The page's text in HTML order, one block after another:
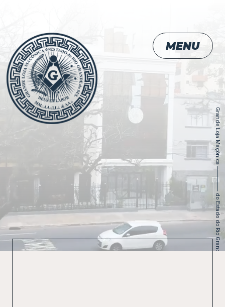
Grande Loja Maçônica
do Estado do Rio Grande do Sul
MENU